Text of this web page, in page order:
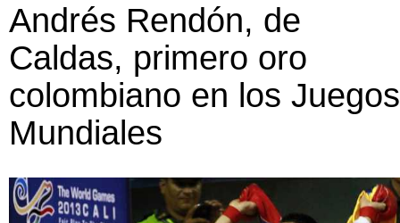
Andrés Rendón, de
Caldas, primero oro
colombiano en los Juegos
Mundiales